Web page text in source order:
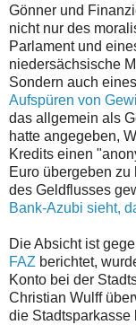
Gönner und
nicht nur des
Parlament und
niedersächsische
Sondern auch
Aufspüren von
das allgemein als
hatte angegeben,
Kredits einen
Euro übergeben
des Geldflusses
Bank-Azubi sieht,
Die Absicht ist
FAZ berichtet,
Konto bei der
Christian Wulff
die Stadtsparkasse